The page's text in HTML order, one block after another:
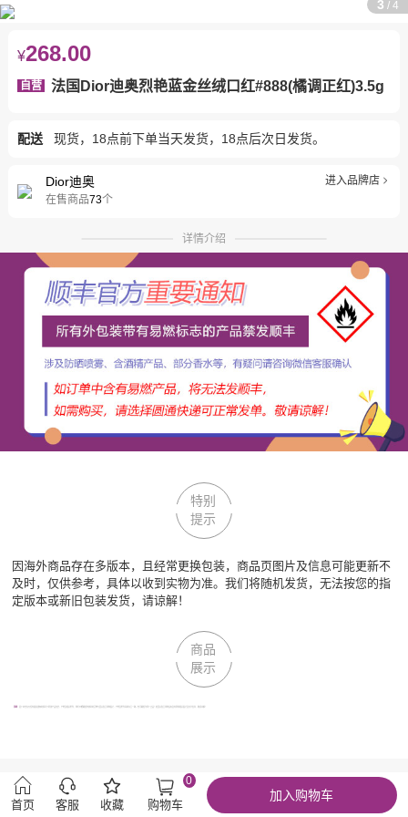
3 / 4
¥268.00
自营 法国Dior迪奥烈艳蓝金丝绒口红#888(橘调正红)3.5g
配送 现货，18点前下单当天发货，18点后次日发货。
Dior迪奥
在售商品73个
进入品牌店
详情介绍
特别
提示
因海外商品存在多版本，且经常更换包装，商品页图片及信息可能更新不
及时，仅供参考，具体以收到实物为准。我们将随机发货，无法按您的指
定版本或新旧包装发货，请谅解！
商品
展示
首页 客服 收藏 购物车
0
加入购物车